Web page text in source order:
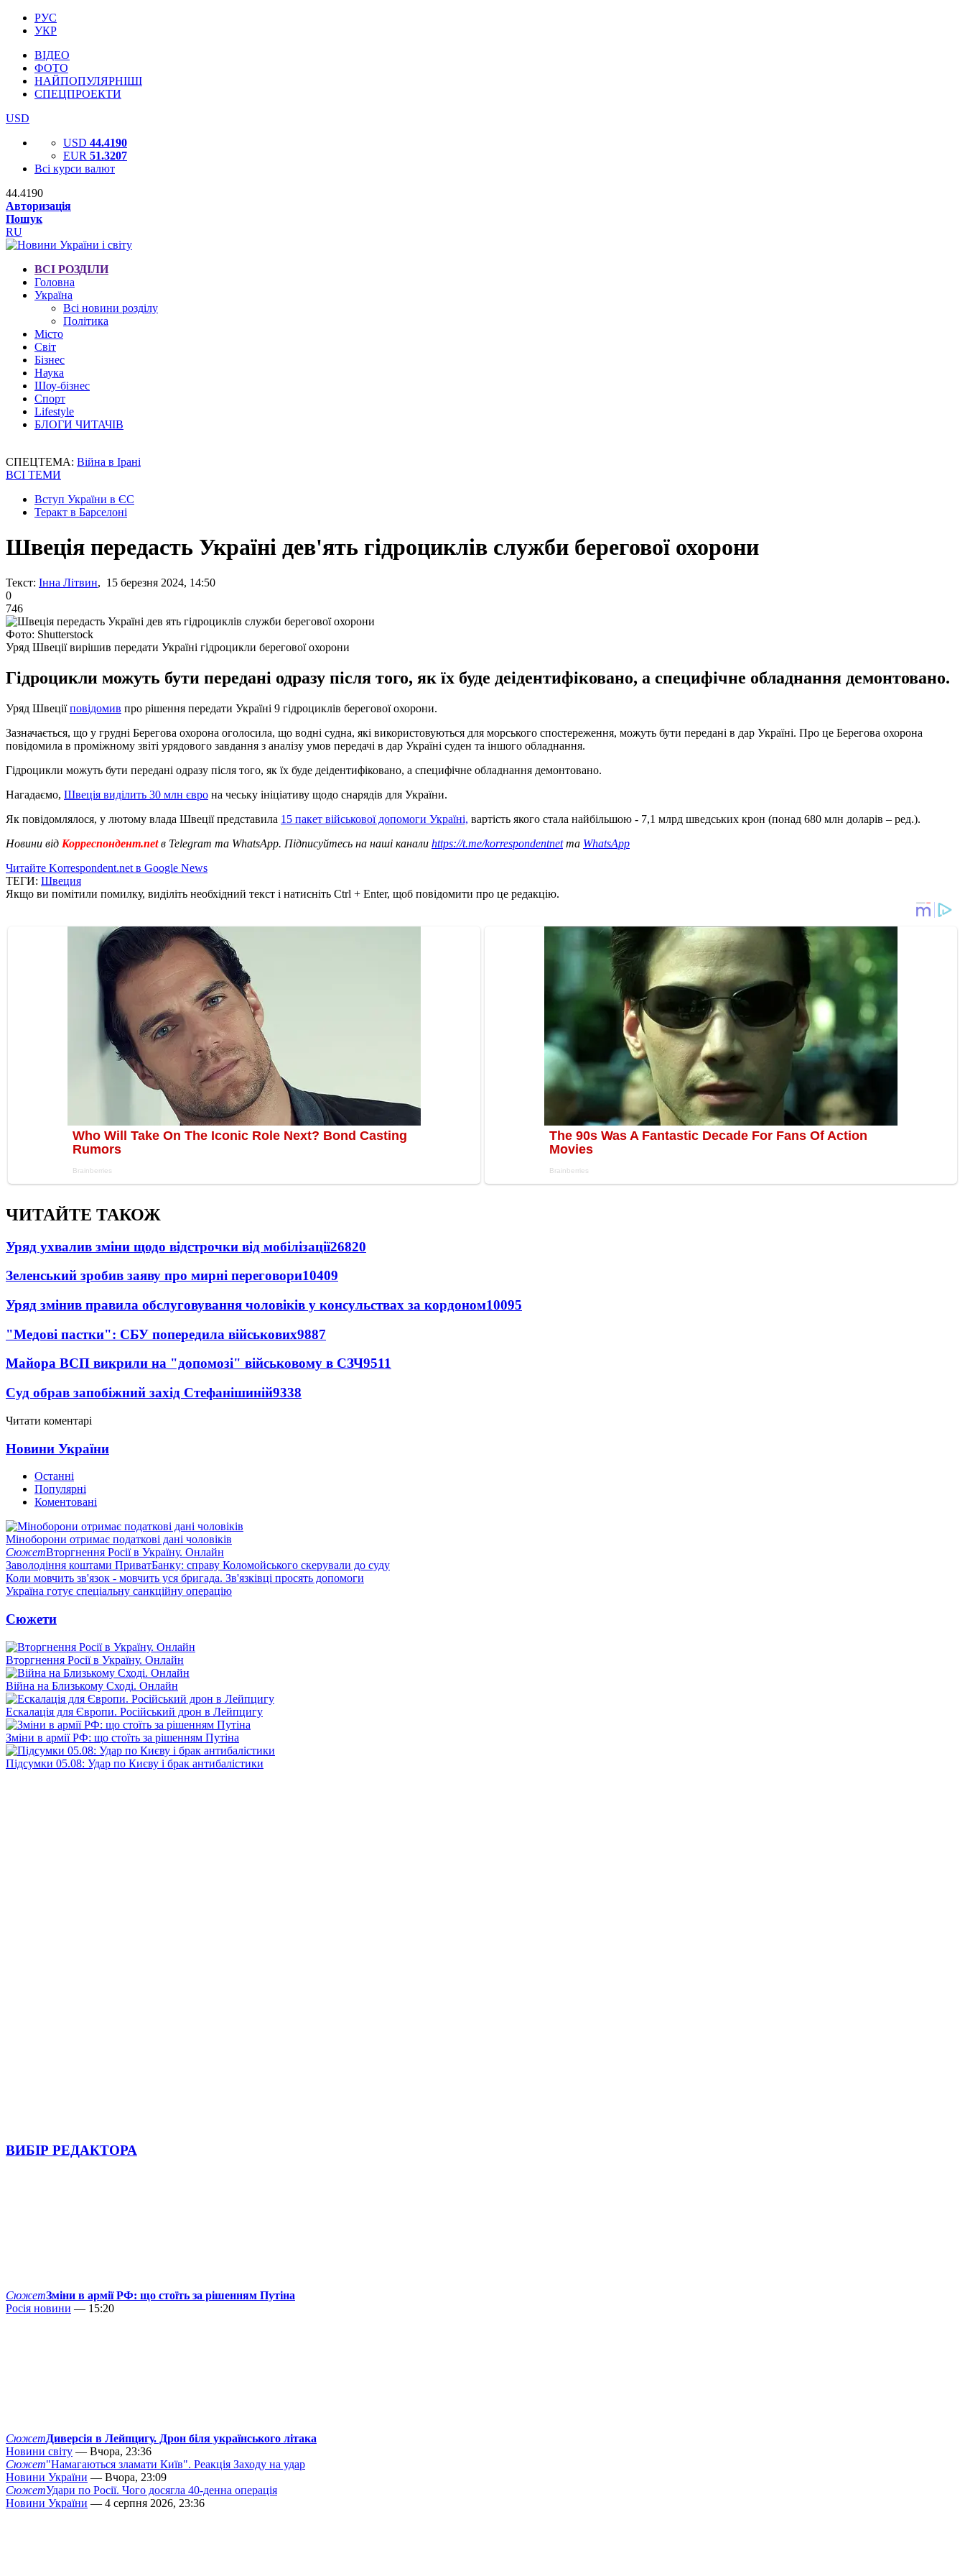
РУС
УКР
ВІДЕО
ФОТО
НАЙПОПУЛЯРНІШІ
СПЕЦПРОЕКТИ
USD
USD 44.4190
EUR 51.3207
Всі курси валют
44.4190
Авторизація
Пошук
RU
ВСІ РОЗДІЛИ
Головна
Україна
Всі новини розділу
Політика
Місто
Світ
Бізнес
Наука
Шоу-бізнес
Спорт
Lifestyle
БЛОГИ ЧИТАЧІВ
СПЕЦТЕМА: Війна в Ірані
ВСІ ТЕМИ
Вступ України в ЄС
Теракт в Барселоні
Швеція передасть Україні дев'ять гідроциклів служби берегової охорони
Текст: Інна Літвин, 15 березня 2024, 14:50
0
746
Фото: Shutterstock
Уряд Швеції вирішив передати Україні гідроцикли берегової охорони
Гідроцикли можуть бути передані одразу після того, як їх буде деідентифіковано, а специфічне обладнання демонтовано.
Уряд Швеціїповідомив про рішення передати Україні 9 гідроциклів берегової охорони.
Зазначається, що у грудні Берегова охорона оголосила, що водні судна, які використовуються для морського спостереження, можуть бути передані в дар Україні. Про це Берегова охорона
повідомила в проміжному звіті урядового завдання з аналізу умов передачі в дар Україні суден та іншого обладнання.
Гідроцикли можуть бути передані одразу після того, як їх буде деідентифіковано, а специфічне обладнання демонтовано.
Нагадаємо, Швеція виділить 30 млн євро на чеську ініціативу щодо снарядів для України.
Як повідомлялося, у лютому влада Швеції представила 15 пакет військової допомоги Україні, вартість якого стала найбільшою - 7,1 млрд шведських крон (понад 680 млн доларів – ред.).
Новини від Корреспондент.netв Telegram та WhatsApp. Підписуйтесь на наші канали https://t.me/korrespondentnetта WhatsApp
Читайте Korrespondent.net в Google News
ТЕГИ: Швеция
Якщо ви помітили помилку, виділіть необхідний текст і натисніть Ctrl + Enter, щоб повідомити про це редакцію.
ЧИТАЙТЕ ТАКОЖ
Уряд ухвалив зміни щодо відстрочки від мобілізації26820
Зеленський зробив заяву про мирні переговори10409
Уряд змінив правила обслуговування чоловіків у консульствах за кордоном10095
"Медові пастки": СБУ попередила військових9887
Майора ВСП викрили на "допомозі" військовому в СЗЧ9511
Суд обрав запобіжний захід Стефанішиній9338
Читати коментарі
Новини України
Останні
Популярні
Коментовані
Міноборони отримає податкові дані чоловіків
СюжетВторгнення Росії в Україну. Онлайн
Заволодіння коштами ПриватБанку: справу Коломойського скерували до суду
Коли мовчить зв'язок - мовчить уся бригада. Зв'язківці просять допомоги
Україна готує спеціальну санкційну операцію
Сюжети
Вторгнення Росії в Україну. Онлайн
Війна на Близькому Сході. Онлайн
Ескалація для Європи. Російський дрон в Лейпцигу
Зміни в армії РФ: що стоїть за рішенням Путіна
Підсумки 05.08: Удар по Києву і брак антибалістики
ВИБІР РЕДАКТОРА
СюжетЗміни в армії РФ: що стоїть за рішенням Путіна
Росія новини — 15:20
СюжетДиверсія в Лейпцигу. Дрон біля українського літака
Новини світу — Вчора, 23:36
Сюжет"Намагаються зламати Київ". Реакція Заходу на удар
Новини України — Вчора, 23:09
СюжетУдари по Росії. Чого досягла 40-денна операція
Новини України — 4 серпня 2026, 23:36